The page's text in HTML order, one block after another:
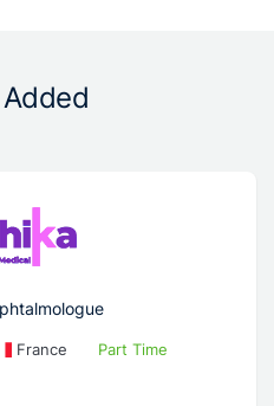
France Part Time